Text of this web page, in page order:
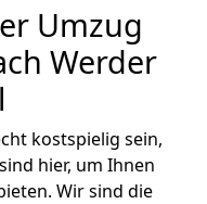
Umzug
Werder
kostspielig sein,
hier, um Ihnen
Wir sind die